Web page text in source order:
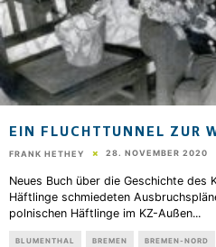
EIN FLUCHTTUNNEL ZUR
FRANK HETHEY 28. NOVEMBER 2020
Neues Buch über die Geschichte des
Häftlinge schmiedeten
polnischen Häftlinge im KZ-Außen...
BLUMENTHAL BREMEN BREMEN-NORD